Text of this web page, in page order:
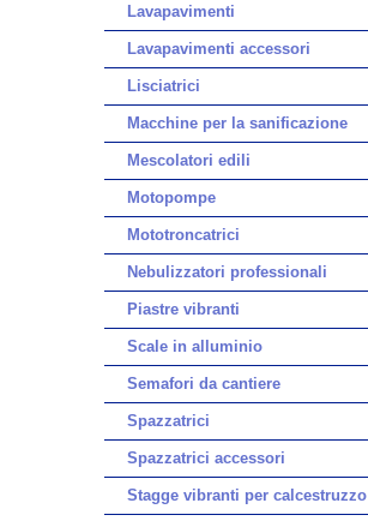
Lavapavimenti
Lavapavimenti accessori
Lisciatrici
Macchine per la sanificazione
Mescolatori edili
Motopompe
Mototroncatrici
Nebulizzatori professionali
Piastre vibranti
Scale in alluminio
Semafori da cantiere
Spazzatrici
Spazzatrici accessori
Stagge vibranti per calcestruzzo